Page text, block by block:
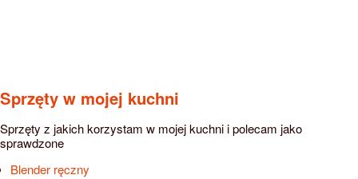
Sprzęty w mojej kuchni
Sprzęty z jakich korzystam w mojej kuchni i polecam jako
sprawdzone
Blender ręczny